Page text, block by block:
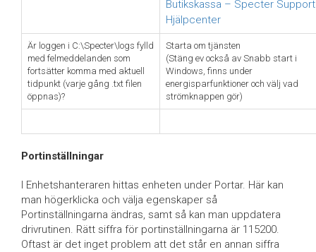
Butikskassa – Specter Support
Hjälpcenter
Är loggen i C:\Specter\logs fylld
med felmeddelanden som
fortsätter komma med aktuell
tidpunkt (varje gång .txt filen
öppnas)?
Starta om tjänsten
(Stäng ev också av Snabb start i
Windows, finns under
energisparfunktioner och välj vad
strömknappen gör)
Portinställningar
I Enhetshanteraren hittas enheten under Portar. Här kan
man högerklicka och välja egenskaper så
Portinställningarna ändras, samt så kan man uppdatera
drivrutinen. Rätt siffra för portinställningarna är 115200.
Oftast är det inget problem att det står en annan siffra